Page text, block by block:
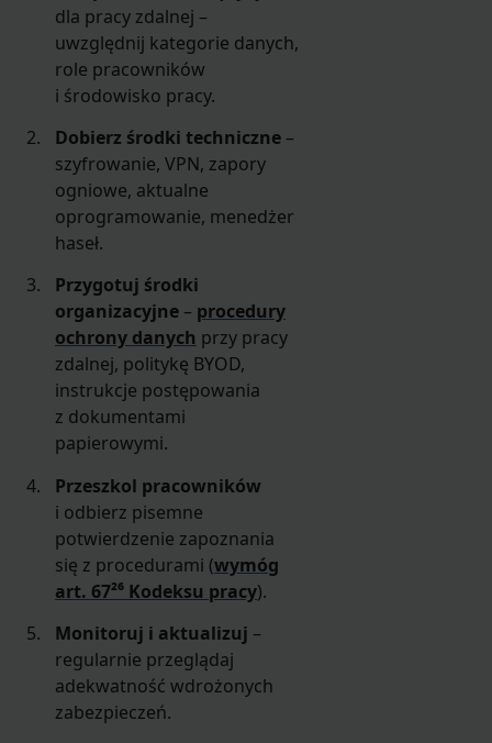
dla pracy zdalnej –
uwzględnij kategorie danych,
role pracowników
i środowisko pracy.
Dobierz środki techniczne –
szyfrowanie, VPN, zapory
ogniowe, aktualne
oprogramowanie, menedżer
haseł.
Przygotuj środki
organizacyjne – procedury
ochrony danych przy pracy
zdalnej, politykę BYOD,
instrukcje postępowania
z dokumentami
papierowymi.
Przeszkol pracowników
i odbierz pisemne
potwierdzenie zapoznania
się z procedurami (wymóg
art. 67²⁶ Kodeksu pracy).
Monitoruj i aktualizuj –
regularnie przeglądaj
adekwatność wdrożonych
zabezpieczeń.